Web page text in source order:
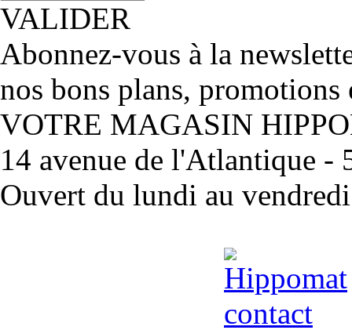
VALIDER
Abonnez-vous à la
nos bons plans, promotions
VOTRE MAGASIN
14 avenue de l'Atlantique -
Ouvert du lundi au